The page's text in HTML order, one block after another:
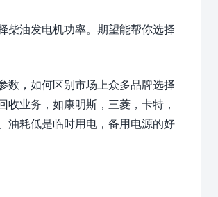
油发电机功率。期望能帮你选择
，如何区别市场上众多品牌选择
业务，如康明斯，三菱，卡特，
油耗低是临时用电，备用电源的好